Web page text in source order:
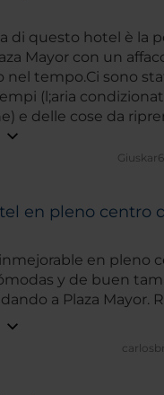
di questo hotel è la
Mayor con un
nel tempo.Ci sono
(l;aria
e delle cose da
sulla piazza
del posto fa
en pleno centro
en pleno
y de buen